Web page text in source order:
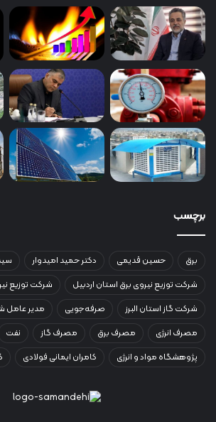
برچسب
برق حسین قدیمی دکتر حمید امیدوار
شرکت توزیع نیروی برق استان اردبیل
شرکت توزیع
شرکت گاز استان البرز
صرفه‌جویی
مدیر عامل
مصرف انرژی
مصرف برق مصرف گاز نفت
پژوهشگاه مواد و انرژی
کامران ایمانی فولادی